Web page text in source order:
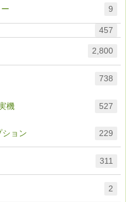
9
457
311
2
2,800
738
ション 229
機 527